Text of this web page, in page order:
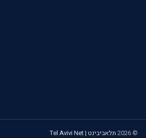
©
2026 תלאביבינט | Tel Avivi Net